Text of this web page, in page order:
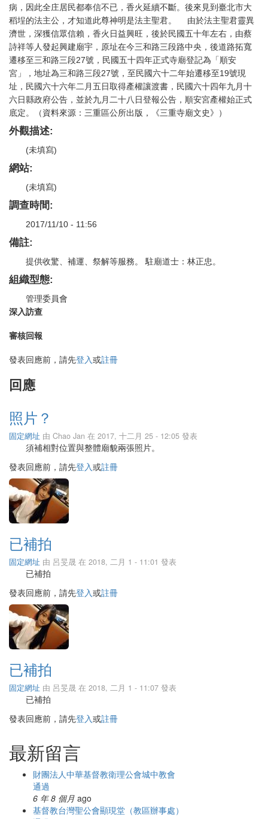
病，因此全庄居民都奉信不已，香火延續不斷。後來見到臺北市大
稻埕的法主公，才知道此尊神明是法主聖君。 由於法主聖君靈異
濟世，深獲信眾信賴，香火日益興旺，後於民國五十年左右，由蔡
詩祥等人發起興建廟宇，原址在今三和路三段路中央，後道路拓寬
遷移至三和路三段27號，民國五十四年正式寺廟登記為「順安
宮」，地址為三和路三段27號，至民國六十二年始遷移至19號現
址，民國六十六年二月五日取得產權讓渡書，民國六十四年九月十
六日縣政府公告，並於九月二十八日登報公告，順安宮產權始正式
底定。（資料來源：三重區公所出版，《三重寺廟文史》）
外觀描述:
(未填寫)
網站:
(未填寫)
調查時間:
2017/11/10 - 11:56
備註:
提供收驚、補運、祭解等服務。 駐廟道士：林正忠。
組織型態:
管理委員會
深入訪查
審核回報
發表回應前，請先登入或註冊
回應
照片？
固定網址 由 Chao Jan 在 2017, 十二月 25 - 12:05 發表
須補相對位置與整體廟貌兩張照片。
發表回應前，請先登入或註冊
已補拍
固定網址 由 呂旻晟 在 2018, 二月 1 - 11:01 發表
已補拍
發表回應前，請先登入或註冊
已補拍
固定網址 由 呂旻晟 在 2018, 二月 1 - 11:07 發表
已補拍
發表回應前，請先登入或註冊
最新留言
財團法人中華基督教衛理公會城中教會
通過
6 年 8 個月 ago
基督教台灣聖公會顯現堂（教區辦事處）